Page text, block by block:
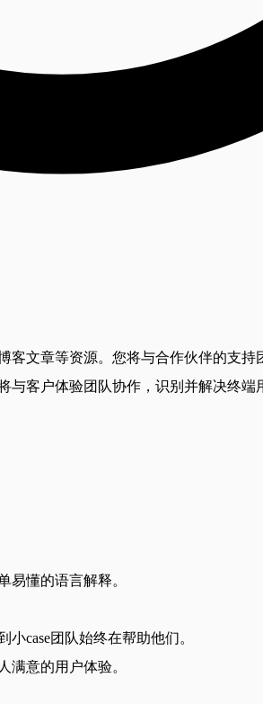
文章等资源。您将与合作伙伴的支
客户体验团队协作，识别并解决终
易懂的语言解释。
case团队始终在帮助他们。
满意的用户体验。